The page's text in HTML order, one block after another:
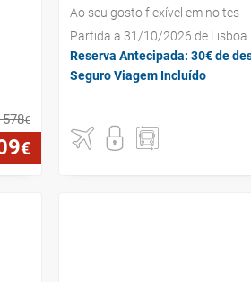
578€
€
Ao seu gosto flexível em noites
Partida a 31/10/2026 de Lisboa
Reserva Antecipada: 30€ de
Seguro Viagem Incluído